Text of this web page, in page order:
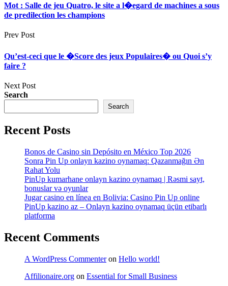
Mot : Salle de jeu Quatro, le site a l�egard de machines a sous
de predilection les champions
Prev Post
Qu’est-ceci que le �Score des jeux Populaires� ou Quoi s’y
faire ?
Next Post
Search
Search
Recent Posts
Bonos de Casino sin Depósito en México Top 2026
Sonra Pin Up onlayn kazino oynamaq: Qazanmağın Ən
Rahat Yolu
PinUp kumarhane onlayn kazino oynamaq | Rəsmi sayt,
bonuslar və oyunlar
Jugar casino en línea en Bolivia: Casino Pin Up online
PinUp kazino az – Onlayn kazino oynamaq üçün etibarlı
platforma
Recent Comments
A WordPress Commenteron Hello world!
Affilionaire.org on Essential for Small Business